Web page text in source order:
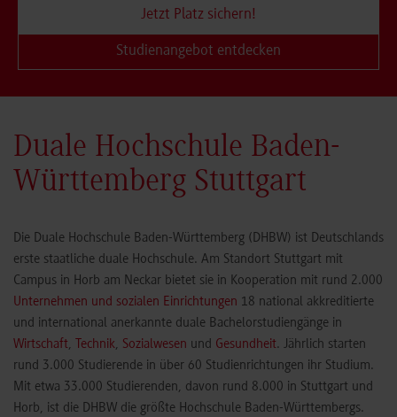
Jetzt Platz sichern!
Studienangebot entdecken
Duale Hochschule Baden-
Württemberg Stuttgart
Die Duale Hochschule Baden-Württemberg (DHBW) ist Deutschlands
erste staatliche duale Hochschule. Am Standort Stuttgart mit
Campus in Horb am Neckar bietet sie in Kooperation mit rund 2.000
Unternehmen und sozialen Einrichtungen 18 national akkreditierte
und international anerkannte duale Bachelorstudiengänge in
Wirtschaft, Technik, Sozialwesen und Gesundheit. Jährlich starten
rund 3.000 Studierende in über 60 Studienrichtungen ihr Studium.
Mit etwa 33.000 Studierenden, davon rund 8.000 in Stuttgart und
Horb, ist die DHBW die größte Hochschule Baden-Württembergs.